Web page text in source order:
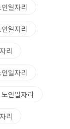
일자리
일자리
리
일자리
인일자리
리